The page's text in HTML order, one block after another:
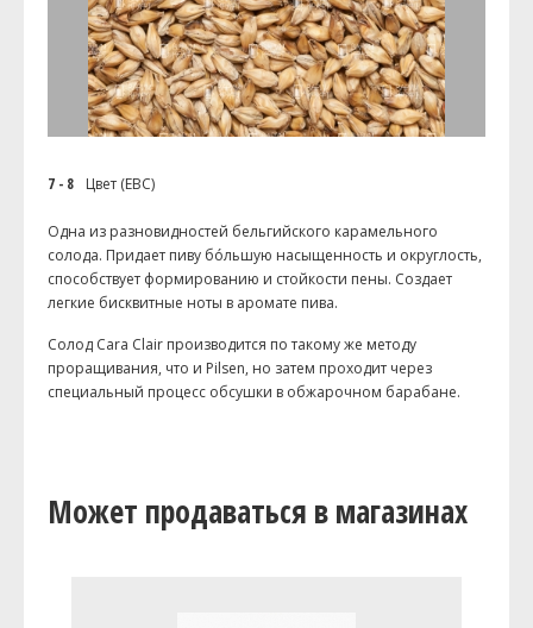
7 - 8 Цвет (EBC)
Одна из разновидностей бельгийского карамельного
солода. Придает пиву бóльшую насыщенность и округлость,
способствует формированию и стойкости пены. Создает
легкие бисквитные ноты в аромате пива.
Солод Cara Clair производится по такому же методу
проращивания, что и Pilsen, но затем проходит через
специальный процесс обсушки в обжарочном барабане.
Может продаваться в магазинах